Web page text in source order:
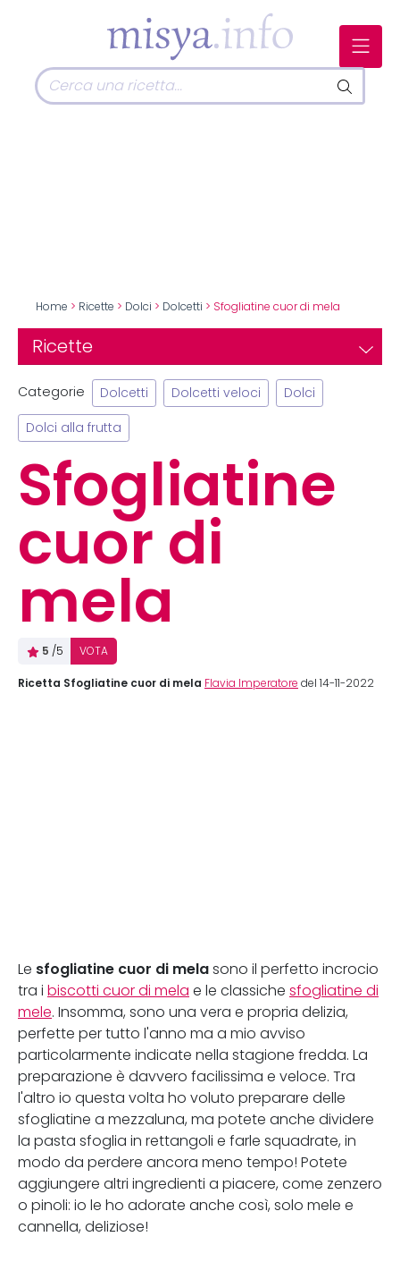
Home > Ricette > Dolci > Dolcetti > Sfogliatine cuor di mela
Ricette
Categorie Dolcetti Dolcetti veloci Dolci
Dolci alla frutta
Sfogliatine
cuor di
mela
5 /5 VOTA
Ricetta Sfogliatine cuor di mela Flavia Imperatore del 14-11-2022
Le sfogliatine cuor di mela sono il perfetto incrocio
tra i biscotti cuor di mela e le classiche sfogliatine di
mele. Insomma, sono una vera e propria delizia,
perfette per tutto l'anno ma a mio avviso
particolarmente indicate nella stagione fredda. La
preparazione è davvero facilissima e veloce. Tra
l'altro io questa volta ho voluto preparare delle
sfogliatine a mezzaluna, ma potete anche dividere
la pasta sfoglia in rettangoli e farle squadrate, in
modo da perdere ancora meno tempo! Potete
aggiungere altri ingredienti a piacere, come zenzero
o pinoli: io le ho adorate anche così, solo mele e
cannella, deliziose!